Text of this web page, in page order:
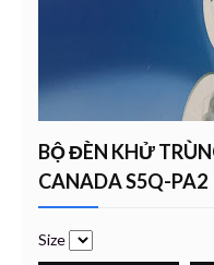
BỘ ĐÈN KHỬ
CANADA S5Q-PA2
Size